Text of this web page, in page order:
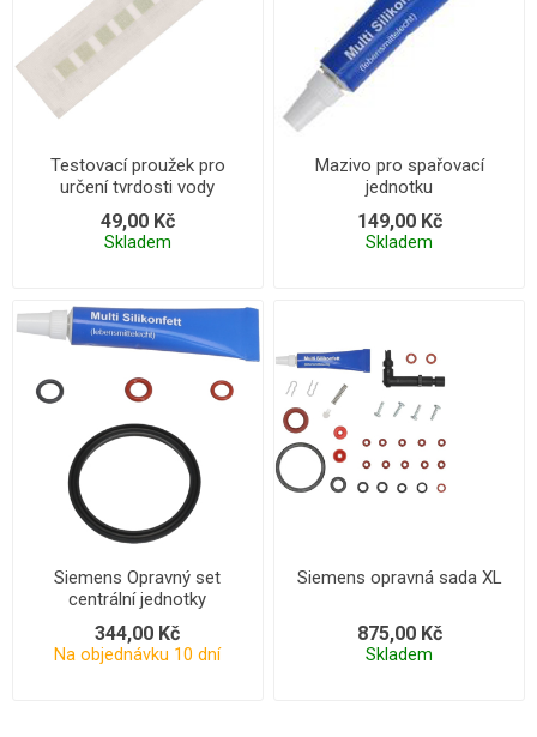
Testovací proužek pro
určení tvrdosti vody
49,00 Kč
Skladem
Mazivo pro spařovací
jednotku
149,00 Kč
Skladem
Siemens Opravný set
centrální jednotky
344,00 Kč
Na objednávku 10 dní
Siemens opravná sada XL
875,00 Kč
Skladem